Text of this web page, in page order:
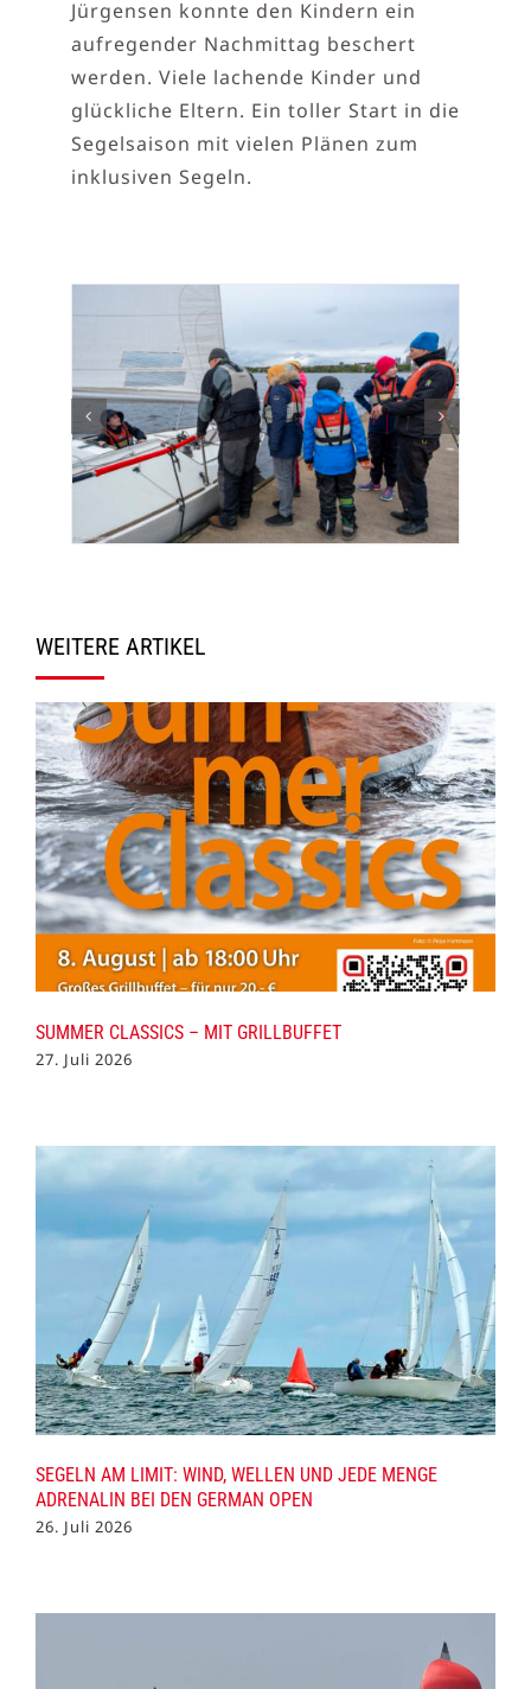
Jürgensen konnte den Kindern ein
aufregender Nachmittag beschert
werden. Viele lachende Kinder und
glückliche Eltern. Ein toller Start in die
Segelsaison mit vielen Plänen zum
inklusiven Segeln.
WEITERE ARTIKEL
SUMMER CLASSICS – MIT GRILLBUFFET
SEGELN AM LIMIT: WIND, WELLEN UND JEDE MENGE
ADRENALIN BEI DEN GERMAN OPEN